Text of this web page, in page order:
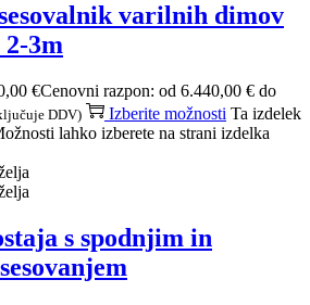
varilnih dimov
3m
€Cenovni razpon: od 6.440,00 € do
DDV) Izberite možnosti Ta izdelek
lahko izberete na strani izdelka
s spodnjim in